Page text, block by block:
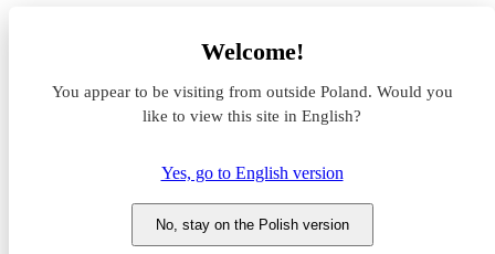
Welcome!
You appear to be visiting from outside Poland. Would you
like to view this site in English?
Yes, go to English version
No, stay on the Polish version
Aktualności z rynku
logistyczne
Zapraszamy do zapoznania się z najnowszymi informacjami